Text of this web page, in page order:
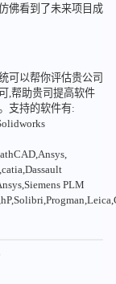
佛看到了未来项目成
可以帮你评估贵公司
,帮助贵司提高软件
支持的软件有:
PLM